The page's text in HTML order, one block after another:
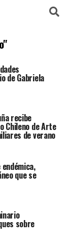
de Gabriela
recibe
Chileno de Arte
de verano
que se
sobre